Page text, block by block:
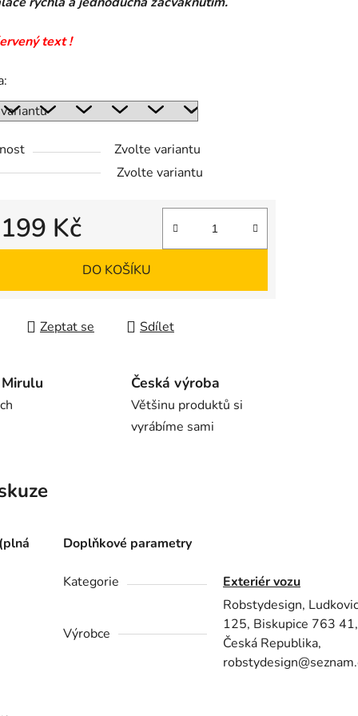
text !
Zvolte variantu
Zvolte variantu
199 Kč
DO KOŠÍKU
Zeptat se Sdílet
Česká výroba
Většinu produktů si
vyrábíme sami
Doplňkové parametry
Kategorie Exteriér vozu
Výrobce
Robstydesign,
125, Biskupice 763 41,
Česká Republika,